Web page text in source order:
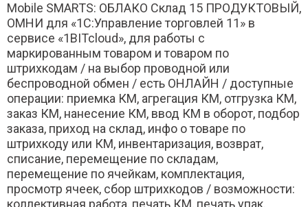
Mobile SMARTS: ОБЛАКО Склад 15 ПРОДУКТОВЫЙ,
ОМНИ для «1С:Управление торговлей 11» в
сервисе «1BITcloud», для работы с
маркированным товаром и товаром по
штрихкодам / на выбор проводной или
беспроводной обмен / есть ОНЛАЙН / доступные
операции: приемка КМ, агрегация КМ, отгрузка КМ,
заказ КМ, нанесение КМ, ввод КМ в оборот, подбор
заказа, приход на склад, инфо о товаре по
штрихкоду или КМ, инвентаризация, возврат,
списание, перемещение по складам,
перемещение по ячейкам, комплектация,
просмотр ячеек, сбор штрихкодов / возможности:
коллективная работа, печать КМ, печать упак.